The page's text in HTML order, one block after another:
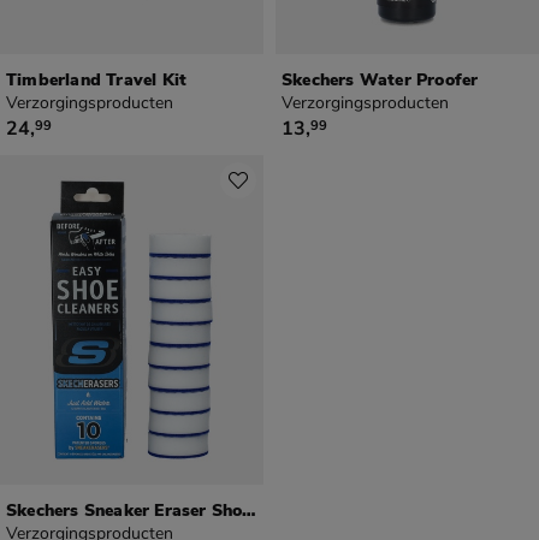
Timberland Travel Kit
Verzorgingsproducten
€ 24,99
24,99
Skechers Water Proofer
Verzorgingsproducten
€ 13,99
13,99
Skechers Sneaker Eraser Shoe Cleaner
Verzorgingsproducten